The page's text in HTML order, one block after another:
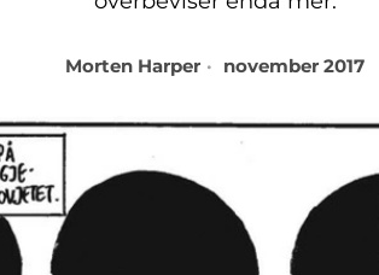
Morten Harper november 2017